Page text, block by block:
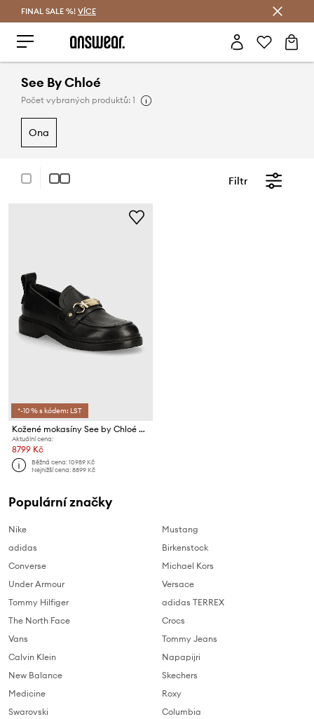
FINAL SALE %! VÍCE
See By Chloé
Počet vybraných produktů: 1
ona
Filtr
*-10 % s kódem: LST
Kožené mokasíny See by Chloé Signature 1
Aktuální cena:
8799 Kč
Běžná cena:10989 Kč
Nejnižší cena:8899 Kč
Populární značky
Nike
adidas
Converse
Under Armour
Tommy Hilfiger
The North Face
Vans
Calvin Klein
New Balance
Medicine
Swarovski
Mustang
Birkenstock
Michael Kors
Versace
adidas TERREX
Crocs
Tommy Jeans
Napapijri
Skechers
Roxy
Columbia